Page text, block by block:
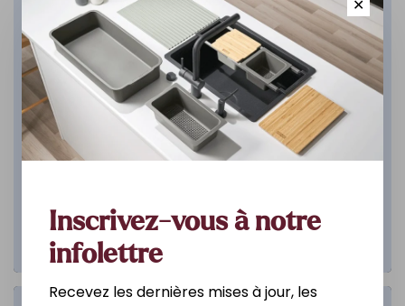
✕
Inscrivez-vous à notre
infolettre
Recevez les dernières mises à jour, les